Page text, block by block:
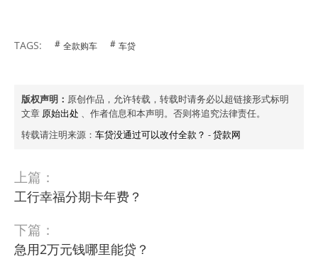
TAGS: 全款购车 车贷
版权声明： 原创作品，允许转载，转载时请务必以超链接形式标明
文章 原始出处 、作者信息和本声明。否则将追究法律责任。
转载请注明来源： 车贷没通过可以改付全款？ -贷款网
上篇：
工行幸福分期卡年费？
下篇：
急用2万元钱哪里能贷？